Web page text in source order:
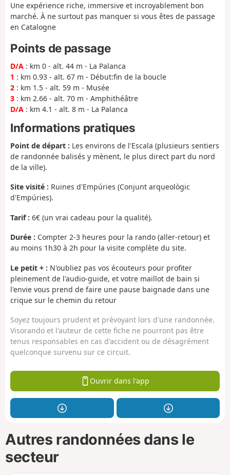
Une expérience riche, immersive et incroyablement bon
marché. À ne surtout pas manquer si vous êtes de passage
en Catalogne
Points de passage
D/A : km 0 - alt. 44 m - La Palanca
1 : km 0.93 - alt. 67 m - Début:fin de la boucle
2 : km 1.5 - alt. 59 m - Musée
3 : km 2.66 - alt. 70 m - Amphithéâtre
D/A : km 4.1 - alt. 8 m - La Palanca
Informations pratiques
Point de départ : Les environs de l'Escala (plusieurs sentiers
de randonnée balisés y mènent, le plus direct part du nord
de la ville).
Site visité : Ruines d'Empúries (Conjunt arqueològic
d'Empúries).
Tarif : 6€ (un vrai cadeau pour la qualité).
Durée : Compter 2-3 heures pour la rando (aller-retour) et
au moins 1h30 à 2h pour la visite complète du site.
Le petit + : N'oubliez pas vos écouteurs pour profiter
pleinement de l'audio-guide, et votre maillot de bain si
l'envie vous prend de faire une pause baignade dans une
crique sur le chemin du retour
Soyez toujours prudent et prévoyant lors d'une randonnée.
Visorando et l'auteur de cette fiche ne pourront pas être
tenus responsables en cas d'accident ou de désagrément
quelconque survenu sur ce circuit.
Ouvrir dans l'app
Autres randonnées dans le
secteur